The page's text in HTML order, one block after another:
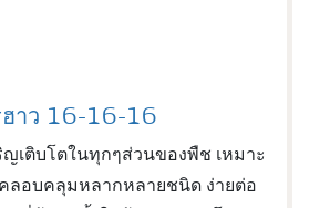
16
ฮาว 16-16-16
ญเติบโตในทุกๆส่วนของพืช เหมาะ
ลอบคลุมหลากหลายชนิด ง่ายต่อ